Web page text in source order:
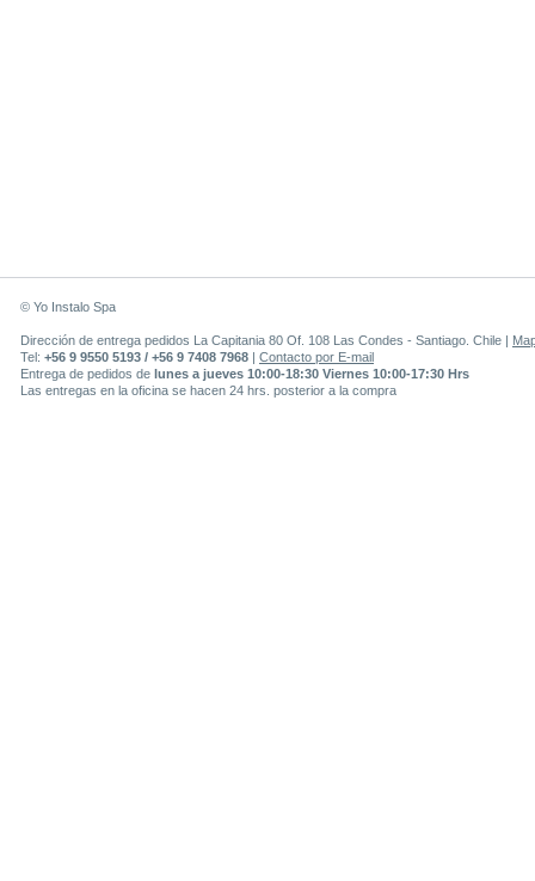
© Yo Instalo Spa
Dirección de entrega pedidos La Capitania 80 Of. 108 Las Condes - Santiago. Chile |
Tel: +56 9 9550 5193 / +56 9 7408 7968 | Contacto por E-mail
Entrega de pedidos de lunes a jueves 10:00-18:30 Viernes 10:00-17:30 Hrs
Las entregas en la oficina se hacen 24 hrs. posterior a la compra